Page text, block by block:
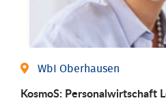
WbI Oberhausen
KosmoS: Personalwirtschaft